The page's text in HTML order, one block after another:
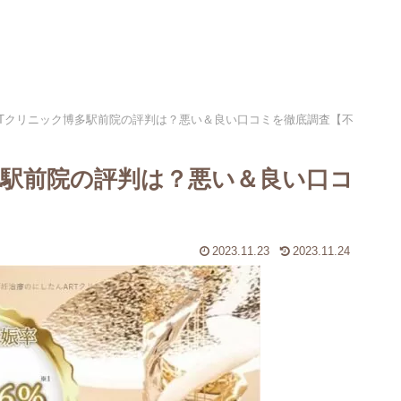
クリニック博多駅前院の評判は？悪い＆良い口コミを徹底調査【不
前院の評判は？悪い＆良い口コ
2023.11.23 2023.11.24